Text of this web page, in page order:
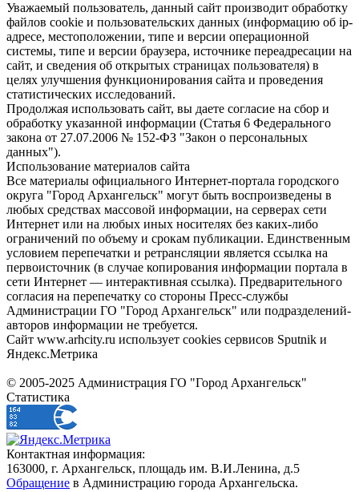
Уважаемый пользователь, данный сайт производит обработку
файлов cookie и пользовательских данных (информацию об ip-
адресе, местоположении, типе и версии операционной
системы, типе и версии браузера, источнике переадресации на
сайт, и сведения об открытых страницах пользователя) в
целях улучшения функционирования сайта и проведения
статистических исследований.
Продолжая использовать сайт, вы даете согласие на сбор и
обработку указанной информации (Статья 6 Федерального
закона от 27.07.2006 № 152-ФЗ "Закон о персональных
данных").
Использование материалов сайта
Все материалы официального Интернет-портала городского
округа "Город Архангельск" могут быть воспроизведены в
любых средствах массовой информации, на серверах сети
Интернет или на любых иных носителях без каких-либо
ограничений по объему и срокам публикации. Единственным
условием перепечатки и ретрансляции является ссылка на
первоисточник (в случае копирования информации портала в
сети Интернет — интерактивная ссылка). Предварительного
согласия на перепечатку со стороны Пресс-службы
Администрации ГО "Город Архангельск" или подразделений-
авторов информации не требуется.
Сайт www.arhcity.ru использует cookies сервисов Sputnik и
Яндекс.Метрика
© 2005-2025 Администрация ГО "Город Архангельск"
Статистика
Контактная информация:
163000, г. Архангельск, площадь им. В.И.Ленина, д.5
Обращение в Администрацию города Архангельска.